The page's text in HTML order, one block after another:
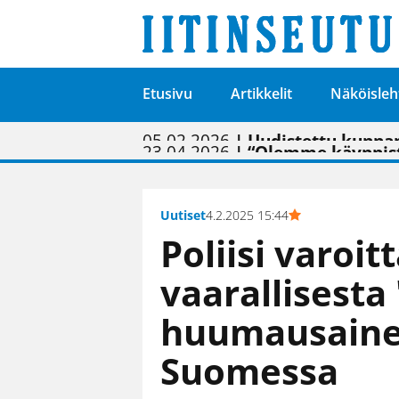
Etusivu Artikkelit
01.02.2026 | Painon
05.02.2026 | Uudistettu
23.04.2026 | “Olemme
09.05.2026| "Maalla on
Uutiset4.2.2025 15:44
Poliisi
Suomessa